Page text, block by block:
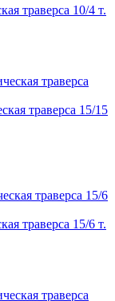
траверса 10/4 т.
траверса 15/15
траверса 15/6 т.